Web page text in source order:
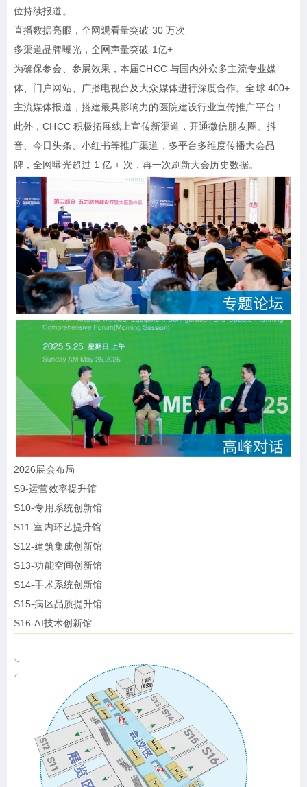
位持续报道。
直播数据亮眼，全网观看量突破 30 万次
多渠道品牌曝光，全网声量突破 1亿+
为确保参会、参展效果，本届CHCC 与国内外众多主流专业媒
体、门户网站、广播电视台及大众媒体进行深度合作。全球 400+
主流媒体报道，搭建最具影响力的医院建设行业宣传推广平台！
此外，CHCC 积极拓展线上宣传新渠道，开通微信朋友圈、抖
音、今日头条、小红书等推广渠道，多平台多维度传播大会品
牌，全网曝光超过 1 亿 + 次，再一次刷新大会历史数据。
2026展会布局
S9-运营效率提升馆
S10-专用系统创新馆
S11-室内环艺提升馆
S12-建筑集成创新馆
S13-功能空间创新馆
S14-手术系统创新馆
S15-病区品质提升馆
S16-AI技术创新馆